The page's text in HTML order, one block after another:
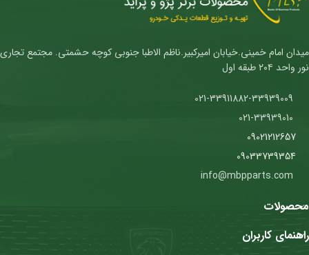
میدان امام خمینی.خیابان امیرکبیر.ناظم الاطبا جنوبی کوچه حشمتی. مجتمع تجاری
نور واحد ۲۰۴ طبقه اول
09021212657
09033739354
محصولات
راهنمای کاربران